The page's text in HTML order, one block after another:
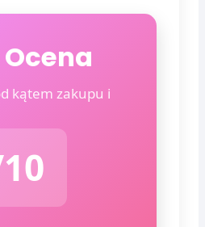
kątem zakupu i